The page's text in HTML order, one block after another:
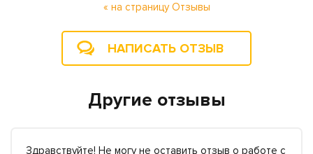
« на страницу Отзывы
НАПИСАТЬ ОТЗЫВ
Другие отзывы
Здравствуйте! Не могу не оставить отзыв о работе с